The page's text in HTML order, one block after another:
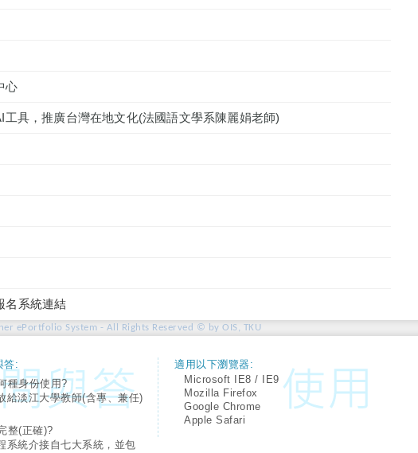
心
工具，推廣台灣在地文化(法國語文學系陳麗娟老師)
名系統連結
ePortfolio System - All Rights Reserved © by OIS, TKU
答:
種身份使用?
給淡江大學教師(含專、兼任)
整(正確)?
系統介接自七大系統，並包
適用以下瀏覽器:
Microsoft IE8 / IE9
Mozilla Firefox
Google Chrome
Apple Safari